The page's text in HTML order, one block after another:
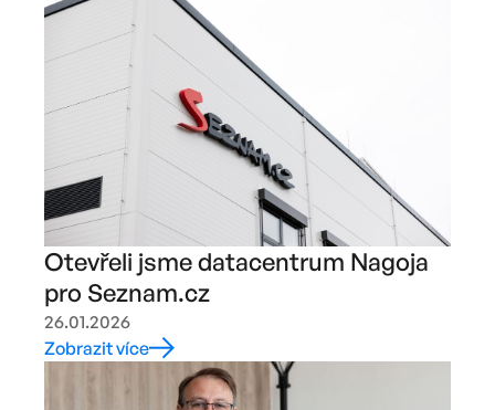
Otevřeli jsme datacentrum Nagoja
pro Seznam.cz
26.01.2026
Zobrazit více